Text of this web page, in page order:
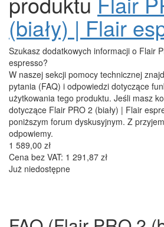
Hurtowy
Bony upominkowe
Promocje
Outlet
info@4barista.pl
10 rad na pyszny napój
Herbata z EKO kapsułek?
Jak wybrać podróżny ekspres do
Espresso tonic – orzeźwiający letni
Flair PRO 2